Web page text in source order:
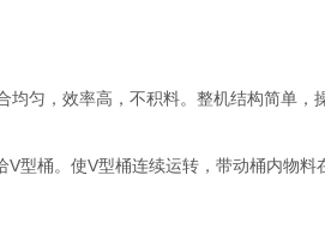
匀，效率高，不积料。整机结构简单，
型桶。使V型桶连续运转，带动桶内物料